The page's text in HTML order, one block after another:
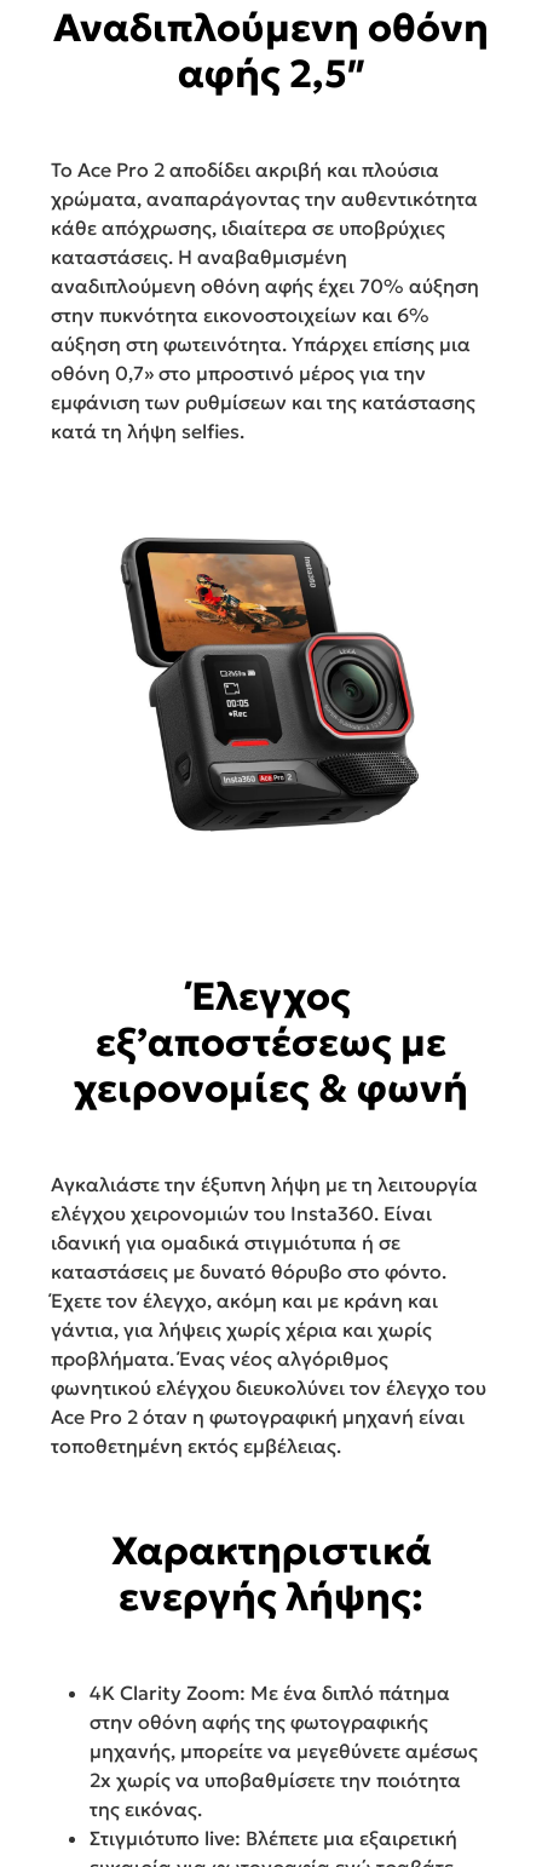
Αναδιπλούμενη οθόνη
αφής 2,5″
Το Ace Pro 2 αποδίδει ακριβή και πλούσια
χρώματα, αναπαράγοντας την αυθεντικότητα
κάθε απόχρωσης, ιδιαίτερα σε υποβρύχιες
καταστάσεις. Η αναβαθμισμένη
αναδιπλούμενη οθόνη αφής έχει 70% αύξηση
στην πυκνότητα εικονοστοιχείων και 6%
αύξηση στη φωτεινότητα. Υπάρχει επίσης μια
οθόνη 0,7» στο μπροστινό μέρος για την
εμφάνιση των ρυθμίσεων και της κατάστασης
κατά τη λήψη selfies.
Έλεγχος
εξ’αποστέσεως με
χειρονομίες & φωνή
Αγκαλιάστε την έξυπνη λήψη με τη λειτουργία
ελέγχου χειρονομιών του Insta360. Είναι
ιδανική για ομαδικά στιγμιότυπα ή σε
καταστάσεις με δυνατό θόρυβο στο φόντο.
Έχετε τον έλεγχο, ακόμη και με κράνη και
γάντια, για λήψεις χωρίς χέρια και χωρίς
προβλήματα. Ένας νέος αλγόριθμος
φωνητικού ελέγχου διευκολύνει τον έλεγχο του
Ace Pro 2 όταν η φωτογραφική μηχανή είναι
τοποθετημένη εκτός εμβέλειας.
Χαρακτηριστικά
ενεργής λήψης:
4K Clarity Zoom: Με ένα διπλό πάτημα
στην οθόνη αφής της φωτογραφικής
μηχανής, μπορείτε να μεγεθύνετε αμέσως
2x χωρίς να υποβαθμίσετε την ποιότητα
της εικόνας.
Στιγμιότυπο live: Βλέπετε μια εξαιρετική